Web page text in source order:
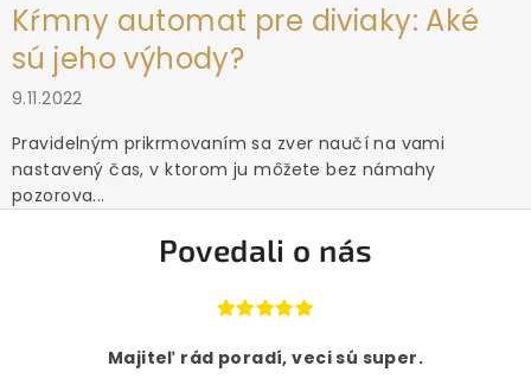
Kŕmny automat pre diviaky: Aké
sú jeho výhody?
9.11.2022
Pravidelným prikrmovaním sa zver naučí na vami
nastavený čas, v ktorom ju môžete bez námahy
pozorova...
Povedali o nás
Majiteľ rád poradí, veci sú super.